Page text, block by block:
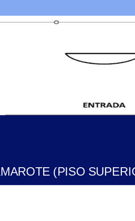
(PISO